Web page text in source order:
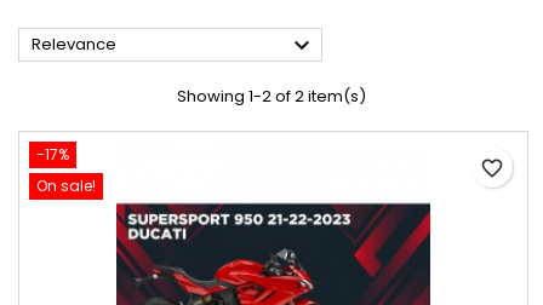
Relevance 
Showing 1-2 of 2 item(s)
-17%
On sale!
favorite_border